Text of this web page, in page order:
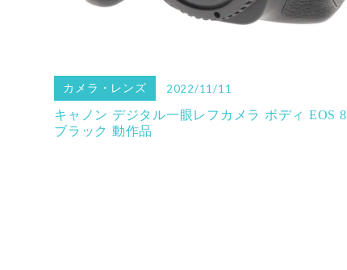
カメラ・レンズ 2022/11/11
キャノン デジタル一眼レフカメラ ボディ EOS
ブラック 動作品